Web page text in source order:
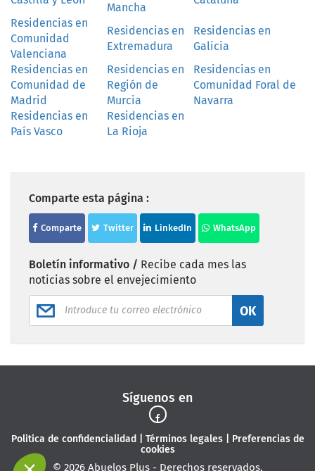
Mancha
Residencias en
Comunidad
Valenciana
Residencias en
Extremadura
Residencias en
Galicia
Residencias en
Comunidad de
Madrid
Residencias en
Región de
Murcia
Residencias en
Comunidad Foral de
Navarra
Residencias en
País Vasco
Residencias en
La Rioja
Comparte esta página :
Comparte Twitter LinkedIn WhatsApp
Boletín informativo / Recibe cada mes las
noticias sobre el envejecimiento
OK
Síguenos en
Politica de confidencialidad Términos legales| Preferencias de
cookies
© 2026 Abuelos Plus - Derechos reservados.